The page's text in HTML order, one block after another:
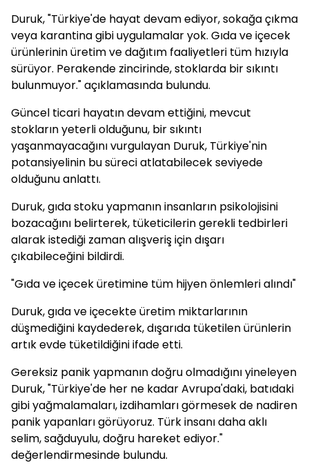
Duruk, "Türkiye'de hayat devam ediyor, sokağa çıkma
veya karantina gibi uygulamalar yok. Gıda ve içecek
ürünlerinin üretim ve dağıtım faaliyetleri tüm hızıyla
sürüyor. Perakende zincirinde, stoklarda bir sıkıntı
bulunmuyor." açıklamasında bulundu.
Güncel ticari hayatın devam ettiğini, mevcut
stokların yeterli olduğunu, bir sıkıntı
yaşanmayacağını vurgulayan Duruk, Türkiye'nin
potansiyelinin bu süreci atlatabilecek seviyede
olduğunu anlattı.
Duruk, gıda stoku yapmanın insanların psikolojisini
bozacağını belirterek, tüketicilerin gerekli tedbirleri
alarak istediği zaman alışveriş için dışarı
çıkabileceğini bildirdi.
"Gıda ve içecek üretimine tüm hijyen önlemleri alındı"
Duruk, gıda ve içecekte üretim miktarlarının
düşmediğini kaydederek, dışarıda tüketilen ürünlerin
artık evde tüketildiğini ifade etti.
Gereksiz panik yapmanın doğru olmadığını yineleyen
Duruk, "Türkiye'de her ne kadar Avrupa'daki, batıdaki
gibi yağmalamaları, izdihamları görmesek de nadiren
panik yapanları görüyoruz. Türk insanı daha aklı
selim, sağduyulu, doğru hareket ediyor."
değerlendirmesinde bulundu.